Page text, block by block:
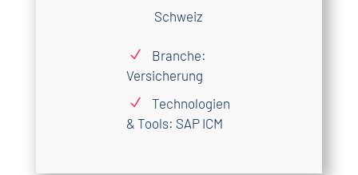
Schweiz
N
Branche:
Versicherung
N
Technologien
& Tools: SAP ICM